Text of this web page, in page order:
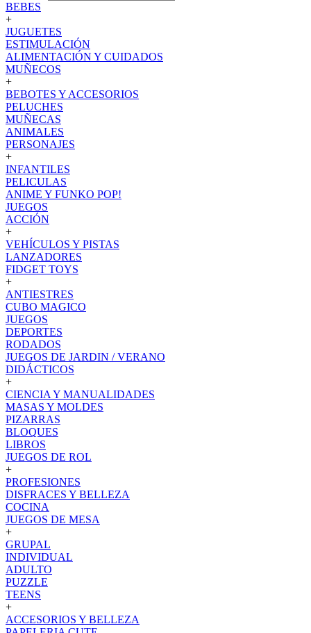
BEBES
+
JUGUETES
ESTIMULACIÓN
ALIMENTACIÓN Y CUIDADOS
MUÑECOS
+
BEBOTES Y ACCESORIOS
PELUCHES
MUÑECAS
ANIMALES
PERSONAJES
+
INFANTILES
PELICULAS
ANIME Y FUNKO POP!
JUEGOS
ACCIÓN
+
VEHÍCULOS Y PISTAS
LANZADORES
FIDGET TOYS
+
ANTIESTRES
CUBO MAGICO
JUEGOS
DEPORTES
RODADOS
JUEGOS DE JARDIN / VERANO
DIDÁCTICOS
+
CIENCIA Y MANUALIDADES
MASAS Y MOLDES
PIZARRAS
BLOQUES
LIBROS
JUEGOS DE ROL
+
PROFESIONES
DISFRACES Y BELLEZA
COCINA
JUEGOS DE MESA
+
GRUPAL
INDIVIDUAL
ADULTO
PUZZLE
TEENS
+
ACCESORIOS Y BELLEZA